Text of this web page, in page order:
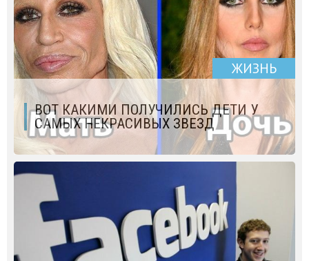
ЖИЗНЬ
ВОТ КАКИМИ ПОЛУЧИЛИСЬ ДЕТИ У
САМЫХ НЕКРАСИВЫХ ЗВЕЗД